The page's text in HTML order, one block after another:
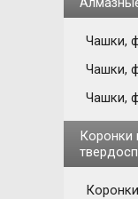
Чашки,
Чашки,
Чашки,
Коронки